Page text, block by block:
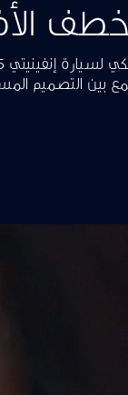
بين التصميم